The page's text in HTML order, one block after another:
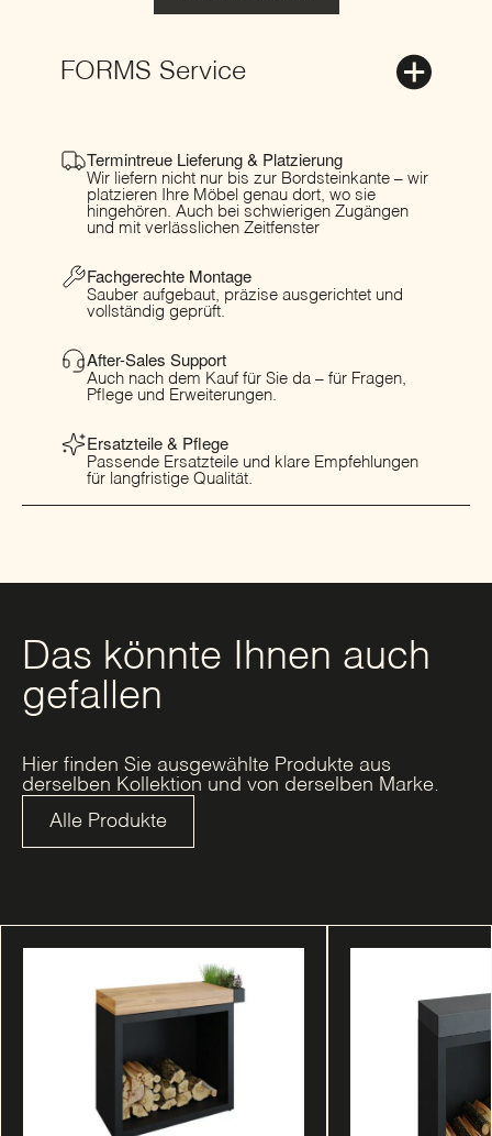
FORMS Service
Termintreue Lieferung & Platzierung
Wir liefern nicht nur bis zur Bordsteinkante – wir
platzieren Ihre Möbel genau dort, wo sie
hingehören. Auch bei schwierigen Zugängen
und mit verlässlichen Zeitfenster
Fachgerechte Montage
Sauber aufgebaut, präzise ausgerichtet und
vollständig geprüft.
After-Sales Support
Auch nach dem Kauf für Sie da – für Fragen,
Pflege und Erweiterungen.
Ersatzteile & Pflege
Passende Ersatzteile und klare Empfehlungen
für langfristige Qualität.
Das könnte Ihnen auch
gefallen
Hier finden Sie ausgewählte Produkte aus
derselben Kollektion und von derselben Marke.
Alle Produkte